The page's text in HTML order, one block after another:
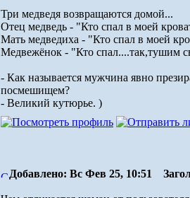
Три медведя возвращаются домой...
Отец медведь - "Кто спал в моей
Мать медведиха - "Кто спал в моей
Медвежёнок - "Кто спал....так,тушим
- Как называется мужчина явно
посмешищем?
- Великий кутюрье. )
Добавлено: Вс Фев 25, 10:51